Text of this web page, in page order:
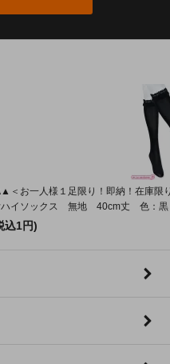
＜お一人様１足限り！即納！在庫限
ハイソックス 無地 40cm丈 色：
込1円)